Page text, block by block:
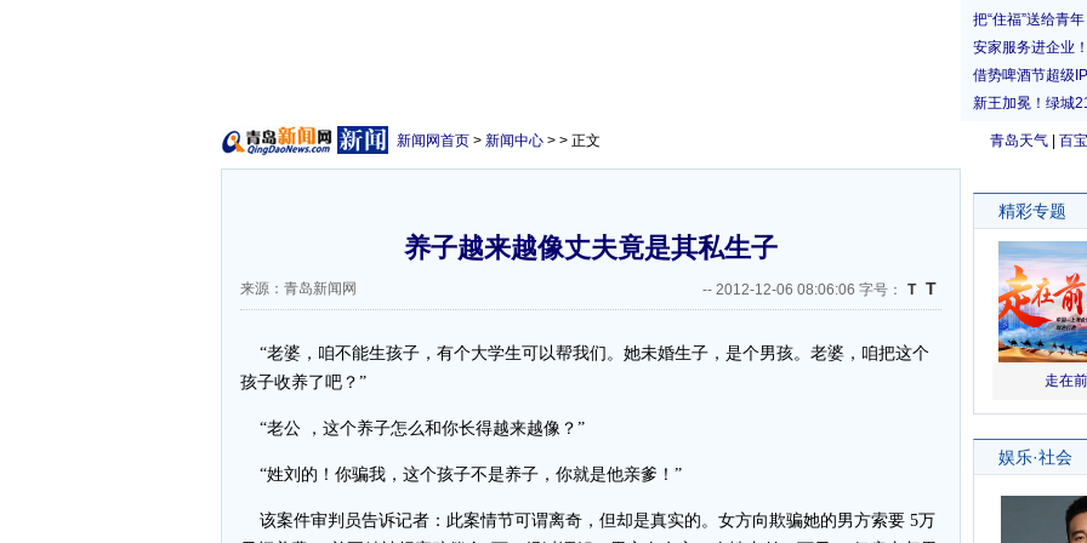
青岛天气 百
新闻网首页 > 新闻中心 > > 正文
养子越来越像丈夫竟是其私生子
来源：青岛新闻网 -- 2012-12-06 08:06:06 字号： T T
“老婆，咱不能生孩子，有个大学生可以帮我们。她未婚生子，是个男孩。老婆，咱把这个
孩子收养了吧？”
“老公 ，这个养子怎么和你长得越来越像？”
“姓刘的！你骗我，这个孩子不是养子，你就是他亲爹！”
该案件审判员告诉记者：此案情节可谓离奇，但却是真实的。女方向欺骗她的男方索要 5万